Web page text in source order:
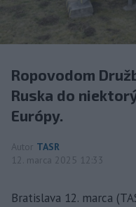
Ropovodom
Ruska do
Európy.
Autor TASR
12. marca 2025 12:33
Bratislava 12. marca